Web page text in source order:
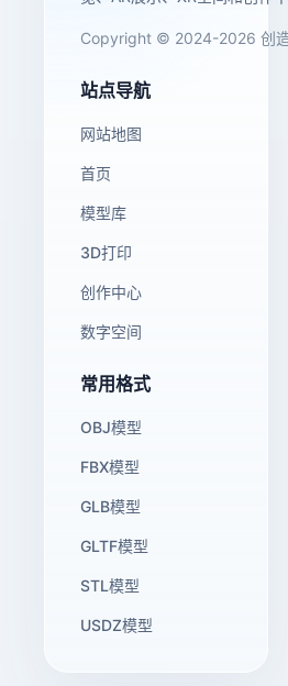
Copyright © 2024-2026 创
站点导航
网站地图
首页
模型库
3D打印
创作中心
数字空间
常用格式
OBJ模型
FBX模型
GLB模型
GLTF模型
STL模型
USDZ模型